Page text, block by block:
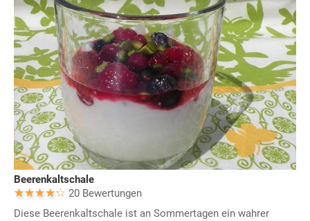
Beerenkaltschale
20 Bewertungen
Diese Beerenkaltschale ist an Sommertagen ein wahrer